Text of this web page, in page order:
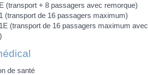
(transport + 8 passagers avec remorque)
(transport de 16 passagers maximum)
(transport de 16 passagers maximum avec
de santé